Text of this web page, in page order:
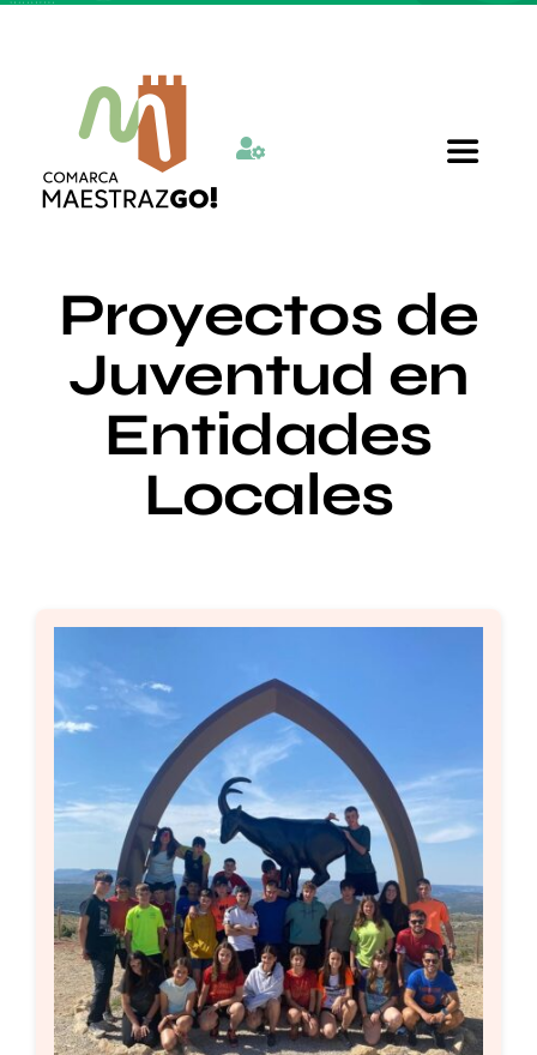
Toggle
Quienes somos
Departamentos
Contacto
Proyectos de
Juventud en
Entidades
Locales